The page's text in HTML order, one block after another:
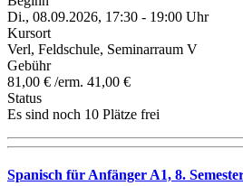
Di., 08.09.2026, 17:30 - 19:00 Uhr
Kursort
Verl, Feldschule, Seminarraum V
Gebühr
81,00 € /erm. 41,00 €
Status
Es sind noch 10 Plätze frei
Spanisch für Anfänger A1, 8.